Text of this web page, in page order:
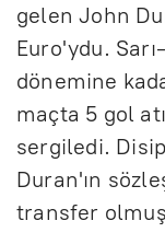
gelen John
Euro'ydu.
dönemine
maçta 5 gol
sergiledi.
Duran'ın
transfer